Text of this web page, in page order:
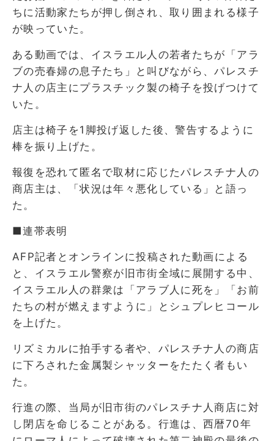
ちに活動家たちが押し倒され、取り囲まれる様子
が映っていた。
ある動画では、イスラエル人の若者たちが「アラ
ブの売春婦の息子たち」と叫びながら、パレスチ
ナ人の店主にプラスチック製の椅子を投げつけて
いた。
店主は椅子を1脚投げ返した後、警告するように
棒を振り上げた。
報復を恐れて匿名で取材に応じたパレスチナ人の
商店主は、「状況は年々悪化している」と語っ
た。
■連帯表明
AFP記者とオンラインに投稿された動画による
と、イスラエル警察が旧市街全域に展開する中、
イスラエル人の群衆は「アラブ人に死を」「お前
たちの村が燃えますように」とシュプレヒコール
を上げた。
リズミカルに拍手する者や、パレスチナ人の商店
に下ろされた金属製シャッターをたたく者もい
た。
行進の際、当局が旧市街のパレスチナ人商店に対
し閉店を命じることがある。行進は、西暦70年